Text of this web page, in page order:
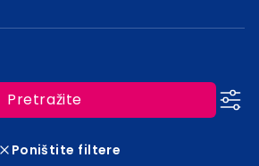
Pretražite
Poništite filtere